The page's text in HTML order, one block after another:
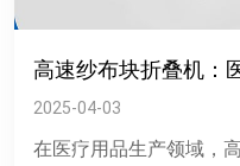
高速纱布块折叠机：
2025-04-03
在医疗用品生产领域，